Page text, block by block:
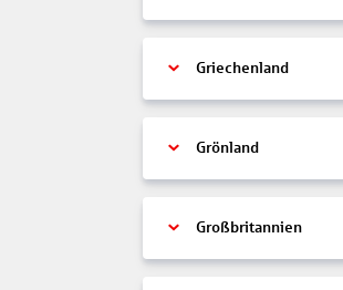
Griechenland
Grönland
Großbritannien